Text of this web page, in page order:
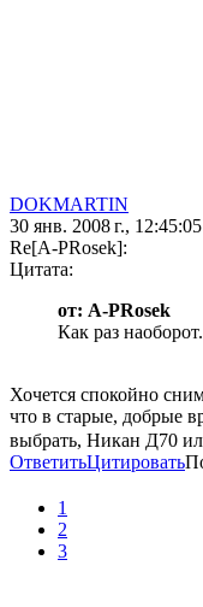
DOKMARTIN
30 янв. 2008 г., 12:45:05
Re[A-PRosek]:
Цитата:
от: A-PRosek
Как раз
Хочется спокойно
что в старые, добрые
выбрать, Никан Д70
ОтветитьЦитировать
1
2
3